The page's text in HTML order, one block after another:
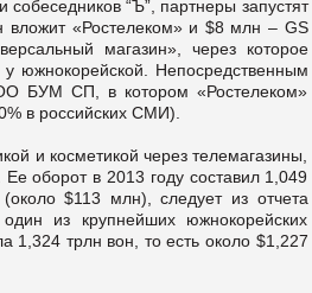
“Ъ”, партнеры запустят
вложит «Ростелеком» и $8 млн – GS
магазин», через которое
у южнокорейской. Непосредственным
БУМ СП, в котором «Ростелеком»
в российских СМИ).
и косметикой через телемагазины,
оборот в 2013 году составил 1,049
$113 млн), следует из отчета
из крупнейших южнокорейских
1,324 трлн вон, то есть около $1,227